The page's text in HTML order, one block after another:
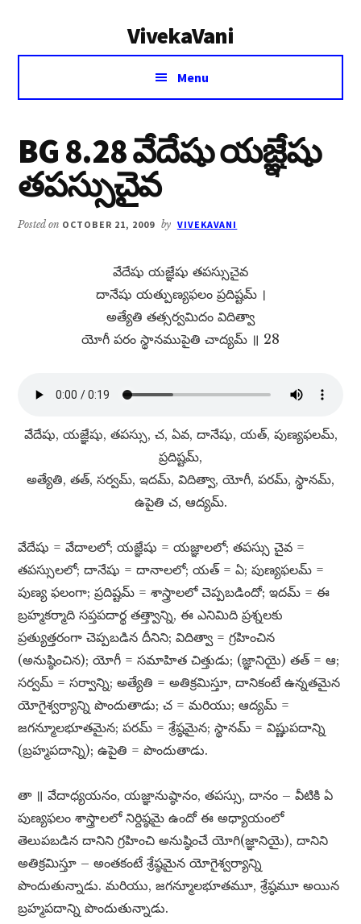
VivekaVani
Voice
Vivekananda
Menu
BG 8.28 వేదేషు యజ్ఞేషు
తపస్సుచైవ
Posted on OCTOBER 21, 2009 by VIVEKAVANI
వేదేషు యజ్ఞేషు తపస్సుచైవ
దానేషు యత్పుణ్యఫలం ప్రదిష్టమ్​ ।
అత్యేతి తత్సర్వమిదం విదిత్వా
యోగీ పరం స్థానముపైతి చాద్యమ్​ ॥ 28
వేదేషు, యజ్ఞేషు, తపస్సు, చ, ఏవ, దానేషు, యత్​, పుణ్యఫలమ్​,
ప్రదిష్టమ్​,
అత్యేతి, తత్​, సర్వమ్​, ఇదమ్​, విదిత్వా, యోగీ, పరమ్​, స్థానమ్​,
ఉపైతి చ, ఆద్యమ్​.
వేదేషు = వేదాలలో; యజ్ఞేషు = యజ్ఞాలలో; తపస్సు చైవ =
తపస్సులలో; దానేషు = దానాలలో; యత్​ = ఏ; పుణ్యఫలమ్​ =
పుణ్య ఫలంగా; ప్రదిష్టమ్​ = శాస్త్రాలలో చెప్పబడిందో; ఇదమ్​ = ఈ
బ్రహ్మకర్మాది సప్తపదార్థ తత్త్వాన్ని, ఈ ఎనిమిది ప్రశ్నలకు
ప్రత్యుత్తరంగా చెప్పబడిన దీనిని; విదిత్వా = గ్రహించిన
(అనుష్ఠించిన); యోగీ = సమాహిత చిత్తుడు; (జ్ఞానియై) తత్​ = ఆ;
సర్వమ్​ = సర్వాన్ని; అత్యేతి = అతిక్రమిస్తూ, దానికంటే ఉన్నతమైన
యోగైశ్వర్యాన్ని పొందుతాడు; చ = మరియు; ఆద్యమ్​ =
జగన్మూలభూతమైన; పరమ్​ = శ్రేష్ఠమైన; స్థానమ్​ = విష్ణుపదాన్ని
(బ్రహ్మపదాన్ని); ఉపైతి = పొందుతాడు.
తా ॥ వేదాధ్యయనం, యజ్ఞానుష్ఠానం, తపస్సు, దానం – వీటికి ఏ
పుణ్యఫలం శాస్త్రాలలో నిర్దిష్ఠమై ఉందో ఈ అధ్యాయంలో
తెలుపబడిన దానిని గ్రహించి అనుష్ఠించే యోగి(జ్ఞానియై), దానిని
అతిక్రమిస్తూ – అంతకంటే శ్రేష్ఠమైన యోగైశ్వర్యాన్ని
పొందుతున్నాడు. మరియు, జగన్మూలభూతమూ, శ్రేష్ఠమూ అయిన
బ్రహ్మపదాన్ని పొందుతున్నాడు.